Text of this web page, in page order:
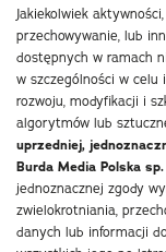
Jakiekolwiek
przechowywanie, lub
dostępnych w ramach
w szczególności w celu
rozwoju, modyfikacji i
algorytmów lub
uprzedniej,
Burda Media Polska
jednoznacznej zgody
zwielokrotniania,
danych lub informacji